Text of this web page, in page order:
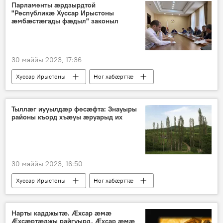
Парламенты æрдзырдтой
"Республикæ Хуссар Ирыстоны
æмбæстæгады фæдыл" законыл
30 маййы 2023, 17:36
Хуссар Ирыстоны
Ног хабӕрттӕ
Хуссар Иры парламент
Тыллӕг иууылдӕр фесӕфта: Знауыры
районы къорд хъӕуы ӕруарыд их
30 маййы 2023, 16:50
Хуссар Ирыстоны
Ног хабӕрттӕ
Знауыры район
Нарты кадджытæ. Æхсар æмæ
Æхсæртæджы райгуырд. Æхсар æмæ